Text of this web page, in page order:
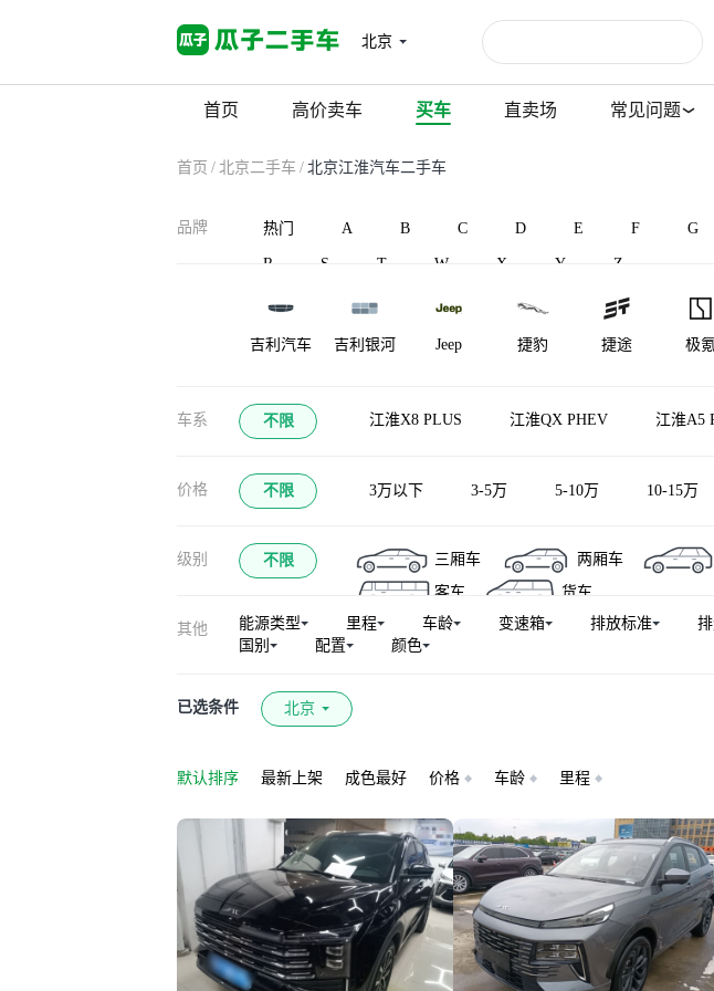
北京
首页 高价卖车 买车 直卖场 常见问题
首页 / 北京二手车 / 北京江淮汽车二手车
品牌 热门 A B C D E F G
R S T W X Y Z
吉利汽车 吉利银河 Jeep 捷豹 捷途 极
江淮瑞风 捷途山海
江铃集团新
能源
江淮钇为 捷尼赛思 金
九龙
车
车系 不限 江淮X8 PLUS 江淮QX PHEV 江淮A5
价格 不限 3万以下 3-5万 5-10万 10-15万
级别 不限 三厢车 两厢车
客车
货车
其他 能源类型 里程 车龄 变速箱 排放标准
国别
配置 颜色
已选条件 北京
默认排序 最新上架 成色最好 价格 车龄 里程